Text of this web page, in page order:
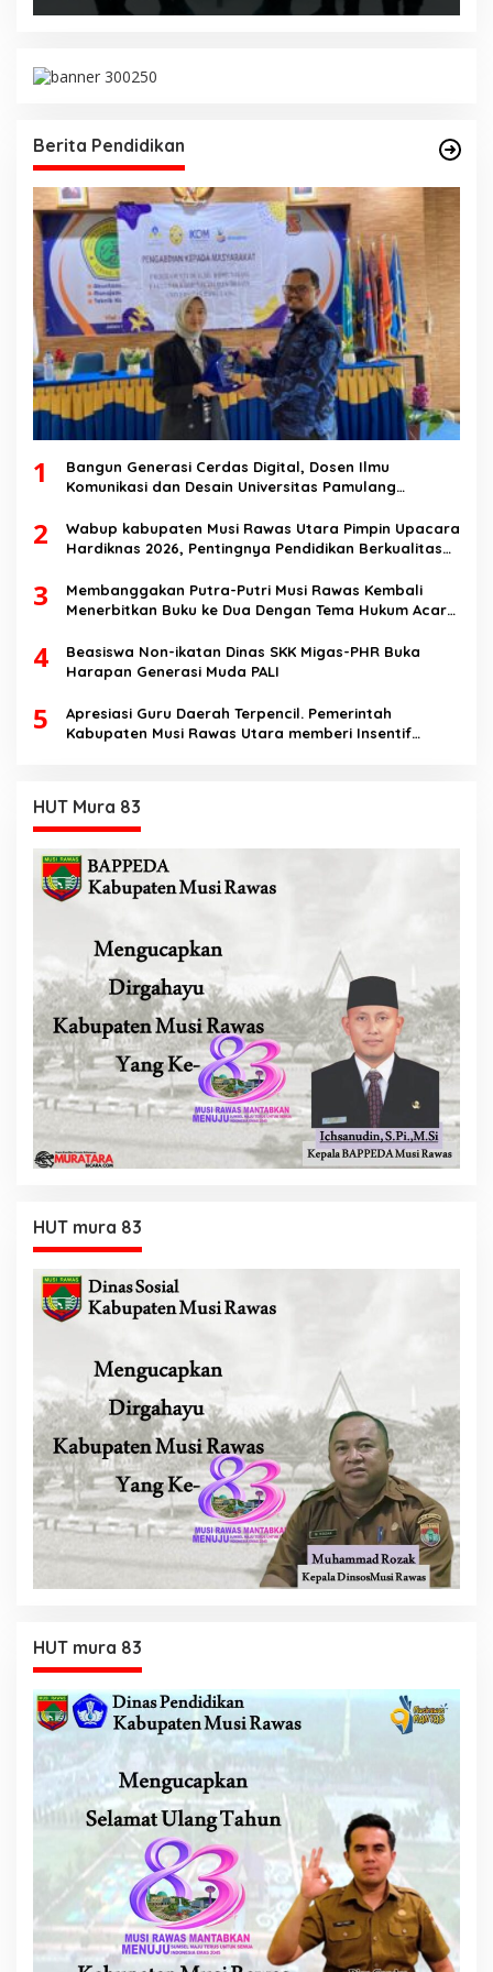
Berita Pendidikan
1
Bangun Generasi Cerdas Digital, Dosen Ilmu
Komunikasi dan Desain Universitas Pamulang
Speech di SMK Ikhlas Jawilan
2
Wabup kabupaten Musi Rawas Utara Pimpin Upacara
Hardiknas 2026, Pentingnya Pendidikan Berkualitas
3
Membanggakan Putra-Putri Musi Rawas Kembali
Menerbitkan Buku ke Dua Dengan Tema Hukum Acara
4
Beasiswa Non-ikatan Dinas SKK Migas-PHR Buka
Harapan Generasi Muda PALI
5
Apresiasi Guru Daerah Terpencil. Pemerintah
Kabupaten Musi Rawas Utara memberi Insentif
HUT Mura 83
HUT mura 83
HUT mura 83